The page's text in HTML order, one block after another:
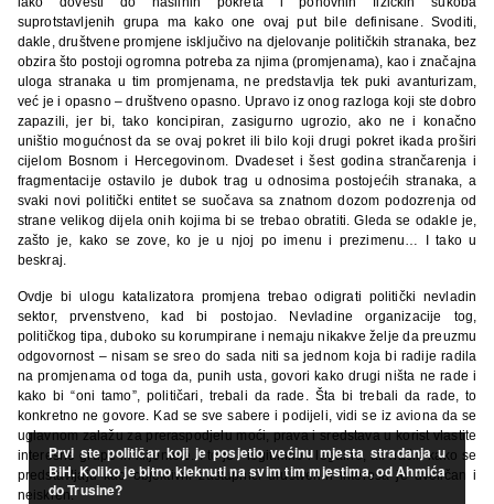
suprotstavljenih grupa ma kako one ovaj put bile definisane. Svoditi,
dakle, društvene promjene isključivo na djelovanje političkih stranaka, bez
obzira što postoji ogromna potreba za njima (promjenama), kao i značajna
uloga stranaka u tim promjenama, ne predstavlja tek puki avanturizam,
već je i opasno – društveno opasno. Upravo iz onog razloga koji ste dobro
zapazili, jer bi, tako koncipiran, zasigurno ugrozio, ako ne i konačno
uništio mogućnost da se ovaj pokret ili bilo koji drugi pokret ikada proširi
cijelom Bosnom i Hercegovinom. Dvadeset i šest godina strančarenja i
fragmentacije ostavilo je dubok trag u odnosima postojećih stranaka, a
svaki novi politički entitet se suočava sa znatnom dozom podozrenja od
strane velikog dijela onih kojima bi se trebao obratiti. Gleda se odakle je,
zašto je, kako se zove, ko je u njoj po imenu i prezimenu… I tako u
beskraj.
Ovdje bi ulogu katalizatora promjena trebao odigrati politički nevladin
sektor, prvenstveno, kad bi postojao. Nevladine organizacije tog,
političkog tipa, duboko su korumpirane i nemaju nikakve želje da preuzmu
odgovornost – nisam se sreo do sada niti sa jednom koja bi radije radila
na promjenama od toga da, punih usta, govori kako drugi ništa ne rade i
kako bi “oni tamo”, političari, trebali da rade. Šta bi trebali da rade, to
konkretno ne govore. Kad se sve sabere i podijeli, vidi se iz aviona da se
uglavnom zalažu za preraspodjelu moći, prava i sredstava u korist vlastite
interesne grupe ili klijentele. I to je i legitimno i legalno, ali način kako se
predstavljaju kao objektivni zastupnici društvenih interesa je dvoličan i
neiskren.
Prvi ste političar koji je posjetio većinu mjesta stradanja u
BiH. Koliko je bitno kleknuti na svim tim mjestima, od Ahmića
do Trusine?